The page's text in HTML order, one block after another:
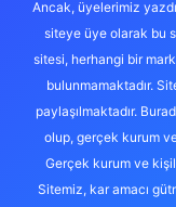
Ancak, üyelerimiz
siteye üye olarak bu
sitesi, herhangi bir
bulunmamaktadır.
paylaşılmaktadır.
olup, gerçek kurum
Gerçek kurum ve
Sitemiz, kar amacı